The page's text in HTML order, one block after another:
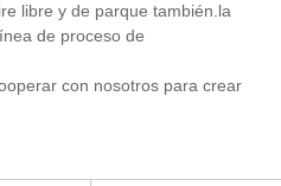
libre y de parque también.la
de proceso de
con nosotros para crear